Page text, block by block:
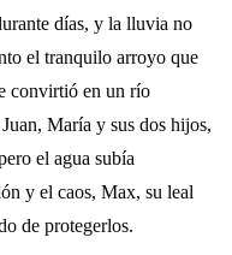
días, y la lluvia no
el tranquilo arroyo que
convirtió en un río
María y sus dos hijos,
el agua subía
y el caos, Max, su leal
de protegerlos.